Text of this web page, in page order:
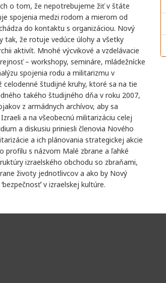
o tom, že nepotrebujeme žiť v štáte
spojenia medzi rodom a mierom od
do kontaktu s organizáciou. Nový
tak, že rotuje vedúce úlohy a všetky
aktivít. Mnohé výcvikové a vzdelávacie
– workshopy, semináre, mládežnícke
spojenia rodu a militarizmu v
študijné kruhy, ktoré sa na tie
takého študijného dňa v roku 2007,
z armádnych archívov, aby sa
a na všeobecnú militarizáciu celej
a diskusiu priniesli členovia Nového
a ich plánovania strategickej akcie
profilu s názvom Malé zbrane a ľahké
izraelského obchodu so zbraňami,
životy jednotlivcov a ako by Nový
v izraelskej kultúre.